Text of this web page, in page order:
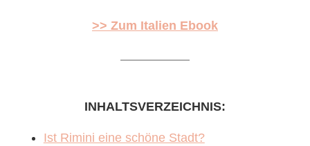
>> Zum Italien Ebook
INHALTSVERZEICHNIS:
Ist Rimini eine schöne Stadt?